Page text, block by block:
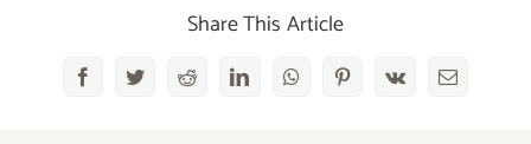
Share This Article
FacebookTwitterRedditLinkedInWhatsAppPinterest
Vk Email